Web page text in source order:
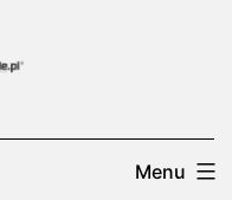
Menu